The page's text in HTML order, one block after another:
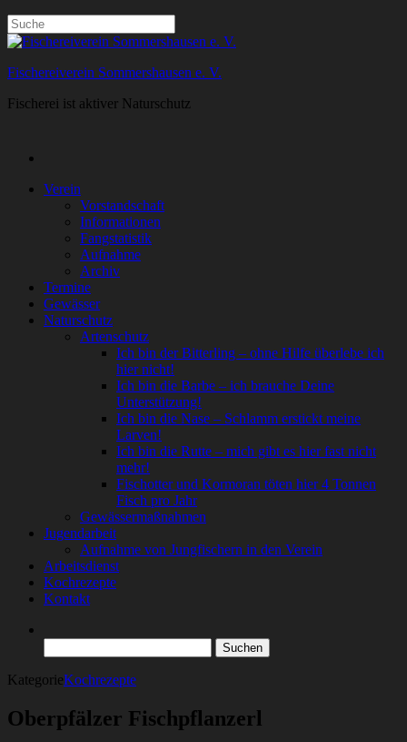
Fischereiverein Sommershausen e. V.
Fischerei ist aktiver Naturschutz
Verein
Vorstandschaft
Informationen
Fangstatistik
Aufnahme
Archiv
Termine
Gewässer
Naturschutz
Artenschutz
Ich bin der Bitterling – ohne Hilfe überlebe ich
hier nicht!
Ich bin die Barbe – ich brauche Deine
Unterstützung!
Ich bin die Nase – Schlamm erstickt meine
Larven!
Ich bin die Rutte – mich gibt es hier fast nicht
mehr!
Fischotter und Kormoran töten hier 4 Tonnen
Fisch pro Jahr
Gewässermaßnahmen
Jugendarbeit
Aufnahme von Jungfischern in den Verein
Arbeitsdienst
Kochrezepte
Kontakt
nach:
KategorieKochrezepte
Oberpfälzer Fischpflanzerl